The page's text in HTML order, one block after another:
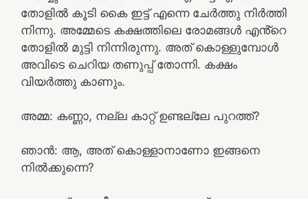
തോളിൽ കൂടി കൈ ഇട്ട് എന്നെ ചേർത്തു നിർത്തി
നിന്നു. അമ്മേടെ കക്ഷത്തിലെ രോമങ്ങൾ എൻ്റെ
തോളിൽ മുട്ടി നിന്നിരുന്നു. അത് കൊള്ളുമ്പോൾ
അവിടെ ചെറിയ തണുപ്പ് തോന്നി. കക്ഷം
വിയർത്തു കാണും.
അമ്മ: കണ്ണാ, നല്ല കാറ്റ് ഉണ്ടല്ലേ പുറത്ത്?
ഞാൻ: ആ, അത് കൊള്ളാനാണോ ഇങ്ങനെ
നിൽക്കുന്നെ?